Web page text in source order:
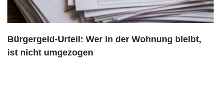
Bürgergeld-Urteil: Wer in der Wohnung bleibt,
ist nicht umgezogen